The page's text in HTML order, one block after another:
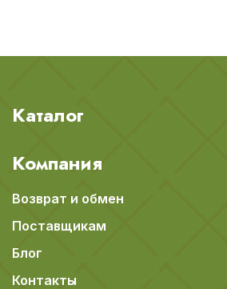
Каталог
Компания
Возврат и обмен
Поставщикам
Блог
Контакты